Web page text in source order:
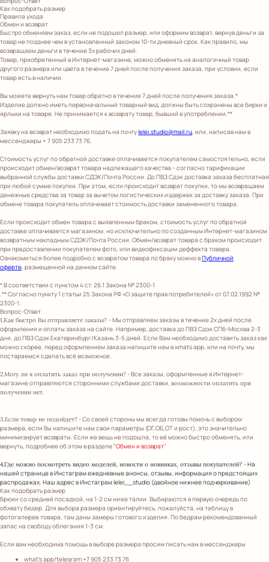
Как подобрать размер
Правила ухода
Обмен и возврат
Быстро обменяем заказ, если не подошел размер, или оформим возврат, вернув деньги за
товар не позднее чем в установленный законом 10-ти дневный срок. Как правило, мы
возвращаем деньги в течение 3х рабочих дней.
Товар, приобретенный в Интернет-магазине, можно обменять на аналогичный товар
другого размера или цвета в течение 7 дней после получения заказа, при условии, если
товар есть в наличии.
Вы можете вернуть нам товар обратно в течение 7 дней после получения заказа.*
Изделие должно иметь первоначальный товарный вид, должны быть сохранены все бирки и
ярлыки на товаре. Не принимается к возврату товар, бывший в употреблении.**
Заявку на возврат необходимо подать на почтуlelei.studio@mail.ru, или, написав нам в
мессенджеры + 7 905 233 73 76.
Стоимость услуг по обратной доставке оплачивается покупателем самостоятельно, если
происходит обмен/возврат товара надлежащего качества – согласно тарификации
выбранной службы доставки СДЭК/Почта России. До ПВЗ Сдэк доставка заказа бесплатная
при любой сумме покупки. При этом, если происходит возврат покупки, то мы возвращаем
денежные средства за товар за вычетом логистических издержек за доставку заказа. При
обмене товара покупатель оплачивает стоимость доставки замененного товара.
Если происходит обмен товара с выявленным браком, стоимость услуг по обратной
доставке оплачивается магазином, но исключительно по созданным Интернет-магазином
возвратным накладным СДЭК/Почта России. Обмен/возврат товара с браком происходит
при предоставлении покупателем фото, или видеофиксации деффекта товара.
Ознакомиться более подробно с возвратом товара по браку можно вПубличной
оферте, размещенной на данном сайте.
* В соответствии с пунктом 4 ст. 26.1 Закона № 2300-1
.** Согласно пункту 1 статьи 25 Закона РФ «О защите прав потребителей» от 07.02.1992 №
2300-1.
Вопрос-Ответ
1.Как быстро Вы отправляете заказы? - Мы отправляем заказы в течение 2х дней после
оформления и оплаты заказа на сайте. Например, доставка до ПВЗ Сдэк СПб-Москва 2-3
дня, до ПВЗ Сдэк Екатеринбург/Казань 3-5 дней. Если Вам необходимо доставить заказ как
можно скорее, перед оформлением заказа напишите нам в whats app, или на почту, мы
постараемся сделать всё возможное.
2.Могу ли я оплатить заказ при получении?- Все заказы, оформленные в Интернет-
магазине отправляются сторонними службами доставки, возможности оплатить при
получении нет.
3.Если товар не подойдет?- Со своей стороны мы всегда готовы помочь с выбором
размера, если Вы напишите нам свои параметры (ОГ,ОБ,ОТ и рост), это значительно
минимизирует возвраты. Если же вещь не подошла, то её можно быстро обменять, или
вернуть, подробнее об этом в разделе"Обмен и возврат"
4.Где можно посмотреть видео моделей, новости о новинках, отзывы покупателей? - На
нашей странице в Инстаграм ежедневные анонсы, отзывы, информация о предстоящих
распродажах. Наш адрес в Инстаграм lelei__studio (двойное нижнее подчеркивание)
Как подобрать размер
Брюки со средней посадкой, на 1-2 см ниже талии. Выбираются в первую очередь по
обхвату бедер. Для выбора размера ориентируйтесь, пожалуйста, на таблицу в
фотогалерее товара, там даны замеры готового изделия. По бедрам рекомендованный
запас на свободу облегания 1-3 см.
Если вам необходима помощь в выборе размера просим писать нам в мессенджеры
what's app/telegram +7 905 233 73 76